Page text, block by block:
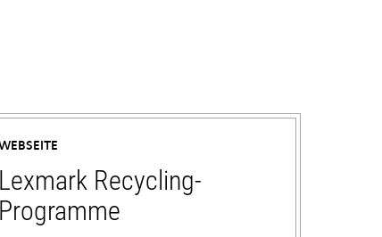
Lexmark Recycling-
Programme